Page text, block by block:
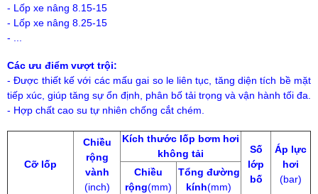
- Lốp xe nâng 8.15-15
- Lốp xe nâng 8.25-15
- ...
Các ưu điểm vượt trội:
- Được thiết kế với các mấu gai so le liên tục, tăng diện tích bề mặt
tiếp xúc, giúp tăng sự ổn định, phân bố tải trọng và vận hành tối đa.
- Hợp chất cao su tự nhiên chống cắt chém.
Cỡ lốp
Chiều
rộng
vành
(inch)
Kích thước lốp bơm hơi
không tải
Số
lớp
bố
Áp lực
hơi
(bar)
Chiều
rộng(mm)
Tổng đường
kính(mm)